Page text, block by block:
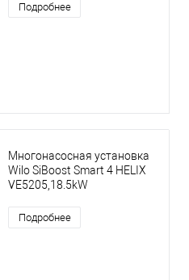
Подробнее
Многонасосная установка
Wilo SiBoost Smart 4 HELIX
VE5205,18.5kW
Подробнее